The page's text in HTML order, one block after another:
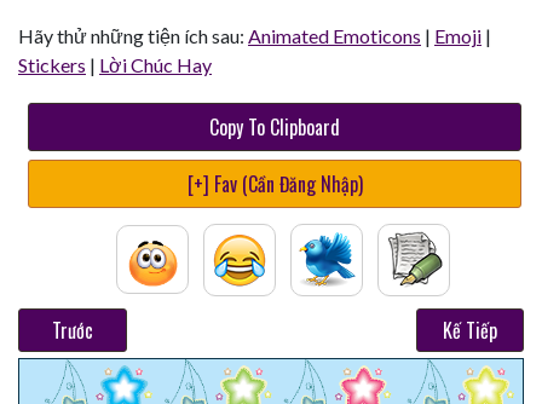
Hãy thử những tiện ích sau: Animated Emoticons | Emoji |
Stickers | Lời Chúc Hay
Copy To Clipboard
[+] Fav (Cần Đăng Nhập)
Trước Kế Tiếp